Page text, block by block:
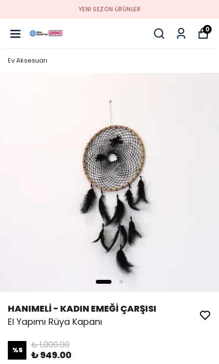
YENI SEZON ÜRÜNLER
0
Ev Aksesuarı
HANIMELİ - KADIN EMEĞİ ÇARŞISI
El Yapımı Rüya Kapanı
%5 ₺ 1,000.00
₺ 949.00